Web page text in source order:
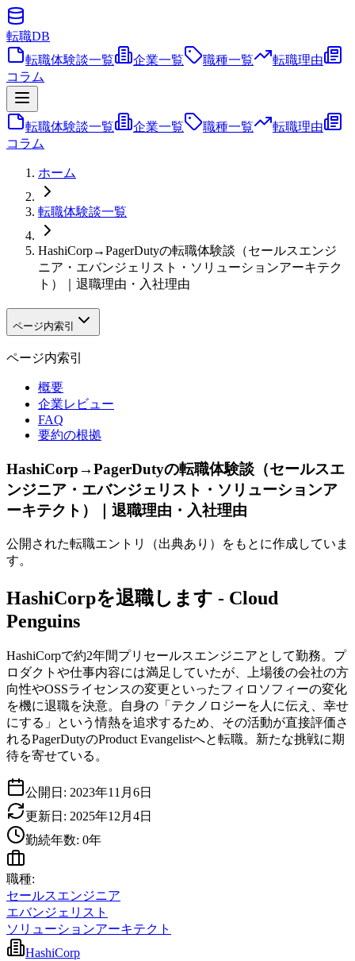
転職DB
転職体験談一覧
企業一覧 職種一覧
転職理由
コラム
転職体験談一覧 企業一覧 職種一覧
転職理由
コラム
ホーム
転職体験談一覧
HashiCorp→PagerDutyの転職体験談（セールスエンジ
ニア・エバンジェリスト・ソリューションアーキテク
ト）｜退職理由・入社理由
ページ内索引
ページ内索引
概要
企業レビュー
FAQ
要約の根拠
HashiCorp→PagerDutyの転職体験談（セールスエ
ンジニア・エバンジェリスト・ソリューションア
ーキテクト）｜退職理由・入社理由
公開された転職エントリ（出典あり）をもとに作成していま
す。
HashiCorpを退職します - Cloud
Penguins
HashiCorpで約2年間プリセールスエンジニアとして勤務。プ
ロダクトや仕事内容には満足していたが、上場後の会社の方
向性やOSSライセンスの変更といったフィロソフィーの変化
を機に退職を決意。自身の「テクノロジーを人に伝え、幸せ
にする」という情熱を追求するため、その活動が直接評価さ
れるPagerDutyのProduct Evangelistへと転職。新たな挑戦に期
待を寄せている。
公開日: 2023年11月6日
更新日: 2025年12月4日
勤続年数: 0年
職種:
セールスエンジニア
エバンジェリスト
ソリューションアーキテクト
HashiCorp